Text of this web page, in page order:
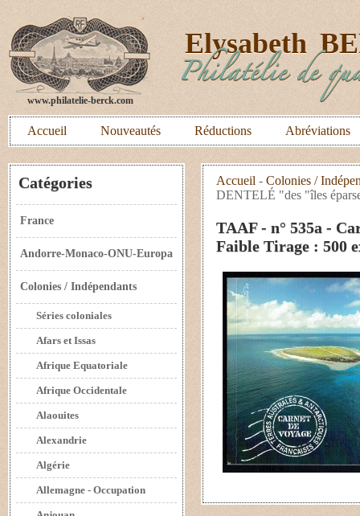
www.philatelie-berck.com
Elysabeth
Philatélie de
Accueil Nouveautés Réductions Abréviations
Catégories
France
Andorre-Monaco-ONU-Europa
Colonies / Indépendants
Séries coloniales
Afars et Issas
Afrique Equatoriale
Afrique Occidentale
Alaouites
Alexandrie
Algérie
Allemagne - Occupation
Accueil - Colonies /
DENTELÉ "des "îles
TAAF - n° 535a -
Faible Tirage : 500